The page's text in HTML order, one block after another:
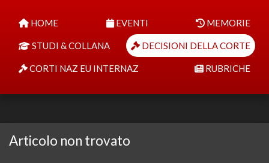
HOME EVENTI MEMORIE
STUDI & COLLANA DECISIONI DELLA CORTE
CORTI NAZ EU INTERNAZ RUBRICHE
Articolo non trovato